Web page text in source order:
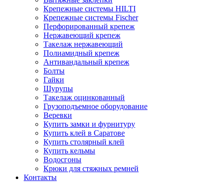
Крепежные системы HILTI
Крепежные системы Fischer
Перфорированный крепеж
Нержавеющий крепеж
Такелаж нержавеющий
Полиамидный крепеж
Антивандальный крепеж
Болты
Гайки
Шурупы
Такелаж оцинкованный
Грузоподъемное оборудование
Веревки
Купить замки и фурнитуру
Купить клей в Саратове
Купить столярный клей
Купить кельмы
Водосгоны
Крюки для стяжных ремней
Контакты